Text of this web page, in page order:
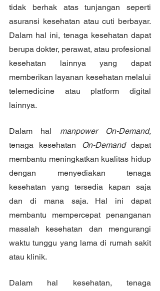
tidak berhak atas tunjangan seperti
asuransi kesehatan atau cuti berbayar.
Dalam hal ini, tenaga kesehatan dapat
berupa dokter, perawat, atau profesional
kesehatan lainnya yang dapat
memberikan layanan kesehatan melalui
telemedicine atau platform digital
lainnya.
Dalam hal manpower On-Demand,
tenaga kesehatan On-Demand dapat
membantu meningkatkan kualitas hidup
dengan menyediakan tenaga
kesehatan yang tersedia kapan saja
dan di mana saja. Hal ini dapat
membantu mempercepat penanganan
masalah kesehatan dan mengurangi
waktu tunggu yang lama di rumah sakit
atau klinik.
Dalam hal kesehatan, tenaga